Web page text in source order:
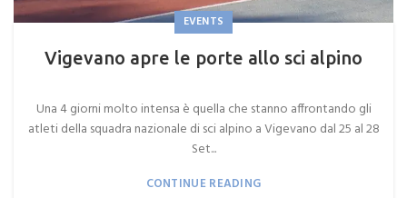
EVENTS
Vigevano apre le porte allo sci alpino
Una 4 giorni molto intensa è quella che stanno affrontando gli
atleti della squadra nazionale di sci alpino a Vigevano dal 25 al 28
Set...
CONTINUE READING